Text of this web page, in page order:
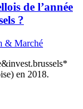
de l’année
?
& Marché
en 2018.